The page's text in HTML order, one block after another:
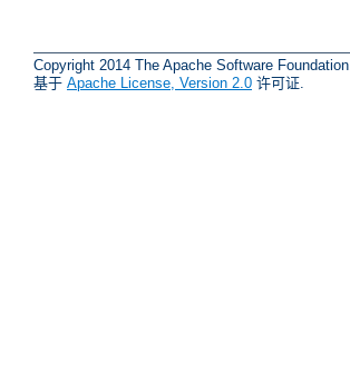
Copyright 2014 The Apache Software Foundation.
基于 Apache License, Version 2.0 许可证.